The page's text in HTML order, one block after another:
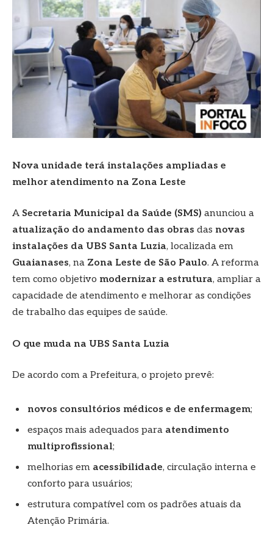
Nova unidade terá instalações ampliadas e
melhor atendimento na Zona Leste
A Secretaria Municipal da Saúde (SMS) anunciou a
atualização do andamento das obras das novas
instalações da UBS Santa Luzia, localizada em
Guaianases, na Zona Leste de São Paulo. A reforma
tem como objetivo modernizar a estrutura, ampliar a
capacidade de atendimento e melhorar as condições
de trabalho das equipes de saúde.
O que muda na UBS Santa Luzia
De acordo com a Prefeitura, o projeto prevê:
novos consultórios médicos e de enfermagem;
espaços mais adequados para atendimento
multiprofissional;
melhorias em acessibilidade, circulação interna e
conforto para usuários;
estrutura compatível com os padrões atuais da
Atenção Primária.